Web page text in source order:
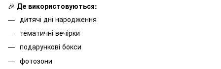
🎉 Де використовуються:
дитячі дні народження
тематичні вечірки
подарункові бокси
фотозони